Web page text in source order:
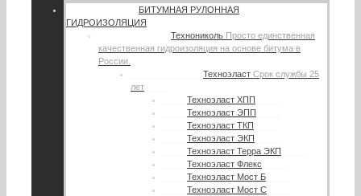
БИТУМНАЯ РУЛОННАЯ
ГИДРОИЗОЛЯЦИЯ
Технониколь Просто единственная
качественная гидроизоляция на основе битума в
России.
Техноэласт Срок службы 25
лет
Техноэласт ХПП
Техноэласт ЭПП
Техноэласт ТКП
Техноэласт ЭКП
Техноэласт Терра ЭКП
Техноэласт Флекс
Техноэласт Мост Б
Техноэласт Мост С